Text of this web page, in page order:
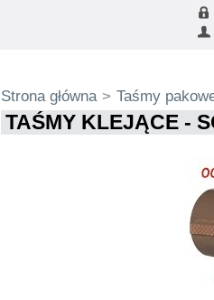
Strona główna > Taśmy
TAŚMY KLEJĄCE -